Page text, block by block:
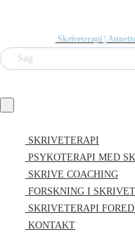
Skriveterapi |
Søg
SKRIVETERAPI
PSYKOTERAPI MED
SKRIVE COACHING
FORSKNING I
SKRIVETERAPI
KONTAKT